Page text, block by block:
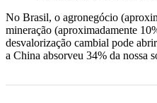
No Brasil, o agronegócio
mineração (aproximadamente
desvalorização cambial pode
a China absorveu 34% da nossa